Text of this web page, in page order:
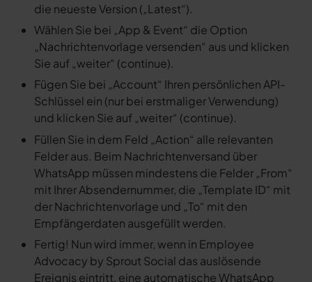
die neueste Version („Latest“).
Wählen Sie bei „App & Event“ die Option
„Nachrichtenvorlage versenden“ aus und klicken
Sie auf „weiter“ (continue).
Fügen Sie bei „Account“ Ihren persönlichen API-
Schlüssel ein (nur bei erstmaliger Verwendung)
und klicken Sie auf „weiter“ (continue).
Füllen Sie in dem Feld „Action“ alle relevanten
Felder aus. Beim Nachrichtenversand über
WhatsApp müssen mindestens die Felder „From“
mit Ihrer Absendernummer, die „Template ID“ mit
der Nachrichtenvorlage und „To“ mit den
Empfängerdaten ausgefüllt werden.
Fertig! Nun wird immer, wenn in Employee
Advocacy by Sprout Social das auslösende
Ereignis eintritt, eine automatische WhatsApp